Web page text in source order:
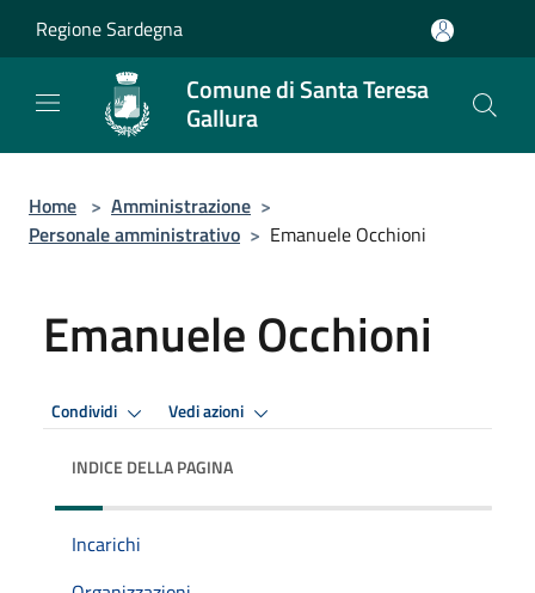
Regione Sardegna
Comune di Santa Teresa
Gallura
Home > Amministrazione >
Personale amministrativo > Emanuele Occhioni
Emanuele Occhioni
Condividi Vedi azioni
INDICE DELLA PAGINA
Incarichi